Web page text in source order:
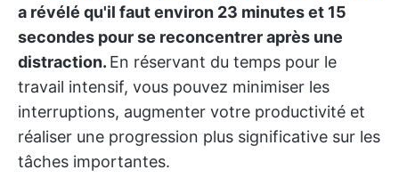
a révélé qu'il faut environ 23 minutes et 15
secondes pour se reconcentrer après une
distraction. En réservant du temps pour le
travail intensif, vous pouvez minimiser les
interruptions, augmenter votre productivité et
réaliser une progression plus significative sur les
tâches importantes.